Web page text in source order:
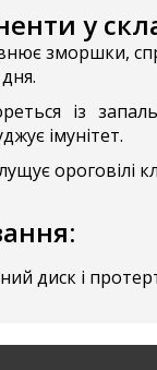
у
зморшки,
із
імунітет.
ороговілі
диск і